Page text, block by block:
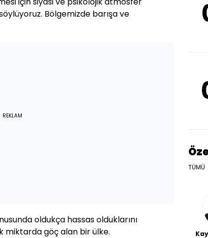
Bölgemizde barışa ve
REKLAM
oldukça hassas olduklarını
miktarda göç alan bir ülke.
TÜMÜ